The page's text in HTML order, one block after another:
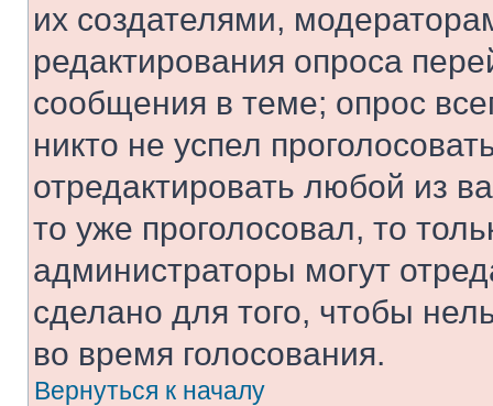
их создателями,
редактирования опроса
сообщения в теме; опрос
никто не успел
отредактировать любой из
то уже проголосовал, то
администраторы могут
сделано для того, чтобы
во время голосования.
Вернуться к началу